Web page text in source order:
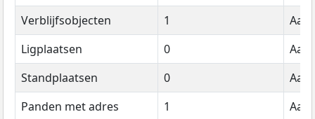
Verblijfsobjecten 1
Ligplaatsen
0
Standplaatsen
0
Panden met adres
1